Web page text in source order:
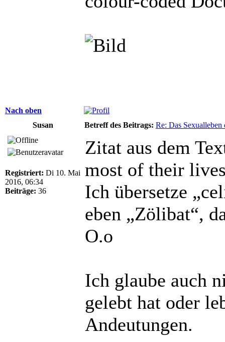
Nach oben
Susan
Betreff des Beitrags: Re: Das
Registriert: Di 10. Mai
2016, 06:34
Beiträge: 36
Zitat aus dem
most of their
Ich übersetze
eben „Zölibat“,
O.o
Ich glaube auch
gelebt hat oder
Andeutungen.